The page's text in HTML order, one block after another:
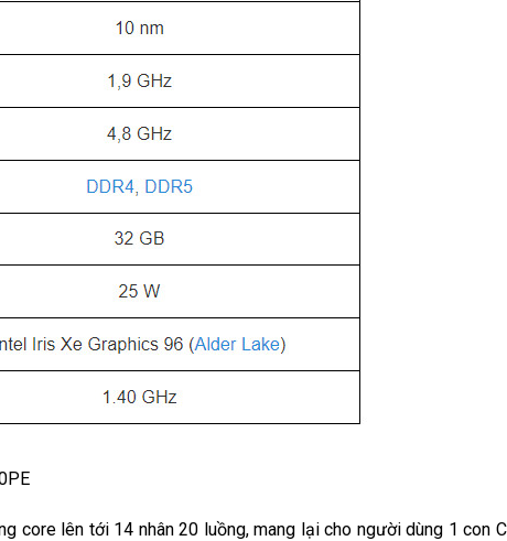
core lên tới 14 nhân 20 luồng, mang lại cho người dùng 1 con